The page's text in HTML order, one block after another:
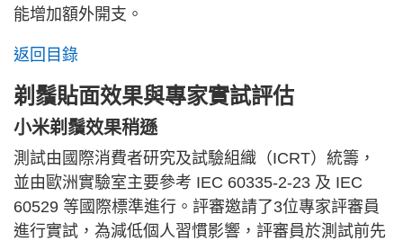
能增加額外開支。
返回目錄
剃鬚貼面效果與專家實試評估
小米剃鬚效果稍遜
測試由國際消費者研究及試驗組織（ICRT）統籌，
並由歐洲實驗室主要參考 IEC 60335-2-23 及 IEC
60529 等國際標準進行。評審邀請了3位專家評審員
進行實試，為減低個人習慣影響，評審員於測試前先